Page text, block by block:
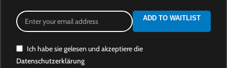
ADD TO WAITLIST
Ich habe sie gelesen und akzeptiere die
Datenschutzerklärung